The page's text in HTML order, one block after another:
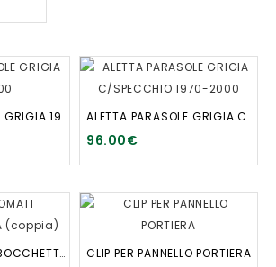
ALETTA PARASOLE GRIGIA 1970-2000 ALETTA PARASOLE GRIGIA C/SPECCHIO 1970-2000
96.00€
ANELLI CROMATI BOCCHETTE ARIA (coppia) CLIP PER PANNELLO PORTIERA